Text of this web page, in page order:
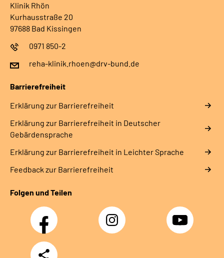
Klinik Rhön
Kurhausstraße 20
97688 Bad Kissingen
0971 850-2
reha-klinik.rhoen@drv-bund.de
Barrierefreiheit
Erklärung zur Barrierefreiheit
Erklärung zur Barrierefreiheit in Deutscher
Gebärdensprache
Erklärung zur Barrierefreiheit in Leichter Sprache
Feedback zur Barrierefreiheit
Folgen und Teilen
Facebook Instagram YouTube
Teilen